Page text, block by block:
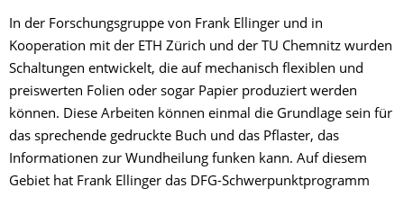
In der Forschungsgruppe von Frank Ellinger und in
Kooperation mit der ETH Zürich und der TU Chemnitz wurden
Schaltungen entwickelt, die auf mechanisch flexiblen und
preiswerten Folien oder sogar Papier produziert werden
können. Diese Arbeiten können einmal die Grundlage sein für
das sprechende gedruckte Buch und das Pflaster, das
Informationen zur Wundheilung funken kann. Auf diesem
Gebiet hat Frank Ellinger das DFG-Schwerpunktprogramm